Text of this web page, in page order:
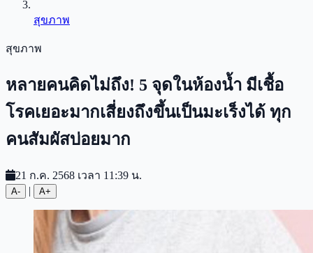
สุขภาพ
สุขภาพ
หลายคนคิดไม่ถึง! 5 จุดในห้องน้ำ มีเชื้อ
โรคเยอะมากเสี่ยงถึงขึ้นเป็นมะเร็งได้ ทุก
คนสัมผัสบ่อยมาก
21 ก.ค. 2568 เวลา 11:39 น.
A- | A+